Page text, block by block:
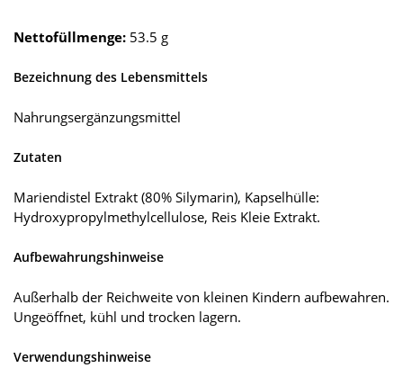
Nettofüllmenge: 53.5 g
Bezeichnung des Lebensmittels
Nahrungsergänzungsmittel
Zutaten
Mariendistel Extrakt (80% Silymarin), Kapselhülle:
Hydroxypropylmethylcellulose, Reis Kleie Extrakt.
Aufbewahrungshinweise
Außerhalb der Reichweite von kleinen Kindern aufbewahren.
Ungeöffnet, kühl und trocken lagern.
Verwendungshinweise